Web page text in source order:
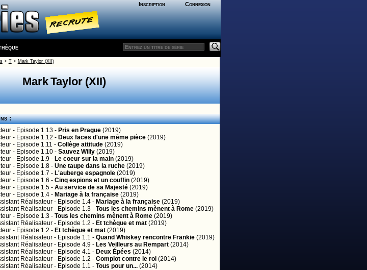
Inscription Connexion
> T> Mark Taylor (XII)
Mark Taylor (XII)
:
- Episode 1.13 - Pris en Prague (2019)
- Episode 1.12 - Deux faces d'une même pièce (2019)
- Episode 1.11 - Collège attitude (2019)
- Episode 1.10 - Sauvez Willy (2019)
- Episode 1.9 - Le coeur sur la main (2019)
- Episode 1.8 - Une taupe dans la ruche (2019)
- Episode 1.7 - L'auberge espagnole (2019)
- Episode 1.6 - Cinq espions et un couffin (2019)
- Episode 1.5 - Au service de sa Majesté (2019)
- Episode 1.4 - Mariage à la française (2019)
Réalisateur - Episode 1.4 - Mariage à la française (2019)
Réalisateur - Episode 1.3 - Tous les chemins mènent à Rome (2019)
- Episode 1.3 - Tous les chemins mènent à Rome (2019)
Réalisateur - Episode 1.2 - Et tchèque et mat (2019)
- Episode 1.2 - Et tchèque et mat (2019)
Réalisateur - Episode 1.1 - Quand Whiskey rencontre Frankie (2019)
Réalisateur - Episode 4.9 - Les Veilleurs au Rempart (2014)
Réalisateur - Episode 4.1 - Deux Épées (2014)
Réalisateur - Episode 1.2 - Complot contre le roi (2014)
Réalisateur - Episode 1.1 - Tous pour un... (2014)